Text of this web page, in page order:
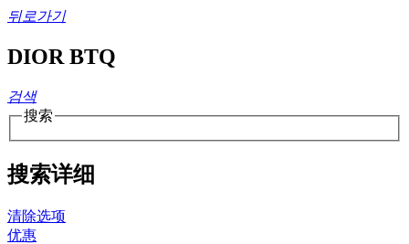
뒤로가기
DIOR BTQ
검색
搜索
搜索详细
清除选项
优惠